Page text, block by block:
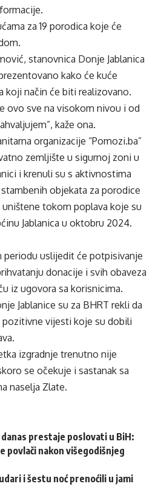
za 19 porodica koje će
stanovnica Donje Jablanica
kako će kuće
koji način će biti realizovano.
ovo sve na visokom nivou i od
kaže ona.
organizacije “Pomozi.ba”
zemljište u sigurnoj zoni u
i krenuli su s aktivnostima
stambenih objekata za porodice
uništene tokom poplava koje su
Jablanica u oktobru 2024.
periodu uslijedit će potpisivanje
donacije i svih obaveza
iz ugovora sa korisnicima.
Jablanice su za BHRT rekli da
pozitivne vijesti koje su dobili
izgradnje trenutno nije
se očekuje i sastanak sa
naselja Zlate.
danas prestaje poslovati u BiH:
povlači nakon višegodišnjeg
i šestu noć prenoćili u jami